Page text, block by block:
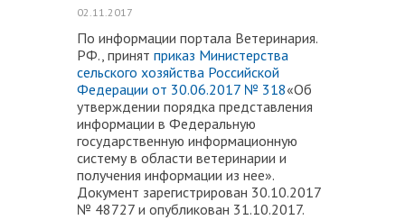
02.11.2017
По информации портала Ветеринария.
РФ., принят приказ Министерства
сельского хозяйства Российской
Федерации от 30.06.2017 № 318«Об
утверждении порядка представления
информации в Федеральную
государственную информационную
систему в области ветеринарии и
получения информации из нее».
Документ зарегистрирован 30.10.2017
№ 48727 и опубликован 31.10.2017.